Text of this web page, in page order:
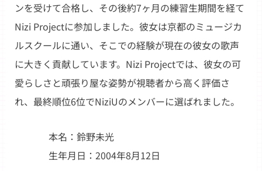
ンを受けて合格し、その後約7ヶ月の練習生期間を経て
Nizi Projectに参加しました。彼女は京都のミュージカ
ルスクールに通い、そこでの経験が現在の彼女の歌声
に大きく貢献しています。Nizi Projectでは、彼女の可
愛らしさと頑張り屋な姿勢が視聴者から高く評価さ
れ、最終順位6位でNiziUのメンバーに選ばれました。
本名：鈴野未光
生年月日：2004年8月12日